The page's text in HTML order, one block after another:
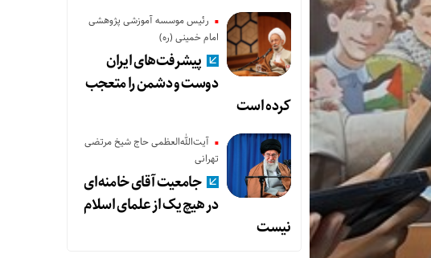
رئیس موسسه آموزشی پژوهشی
امام خمینی (ره)
پیشرفت‌های ایران
دوست و دشمن را متعجب
کرده است
آیت‌الله‌العظمی حاج شیخ مرتضی
تهرانی
جامعیت آقای خامنه‌ای
در هیچ یک از علمای اسلام
نیست